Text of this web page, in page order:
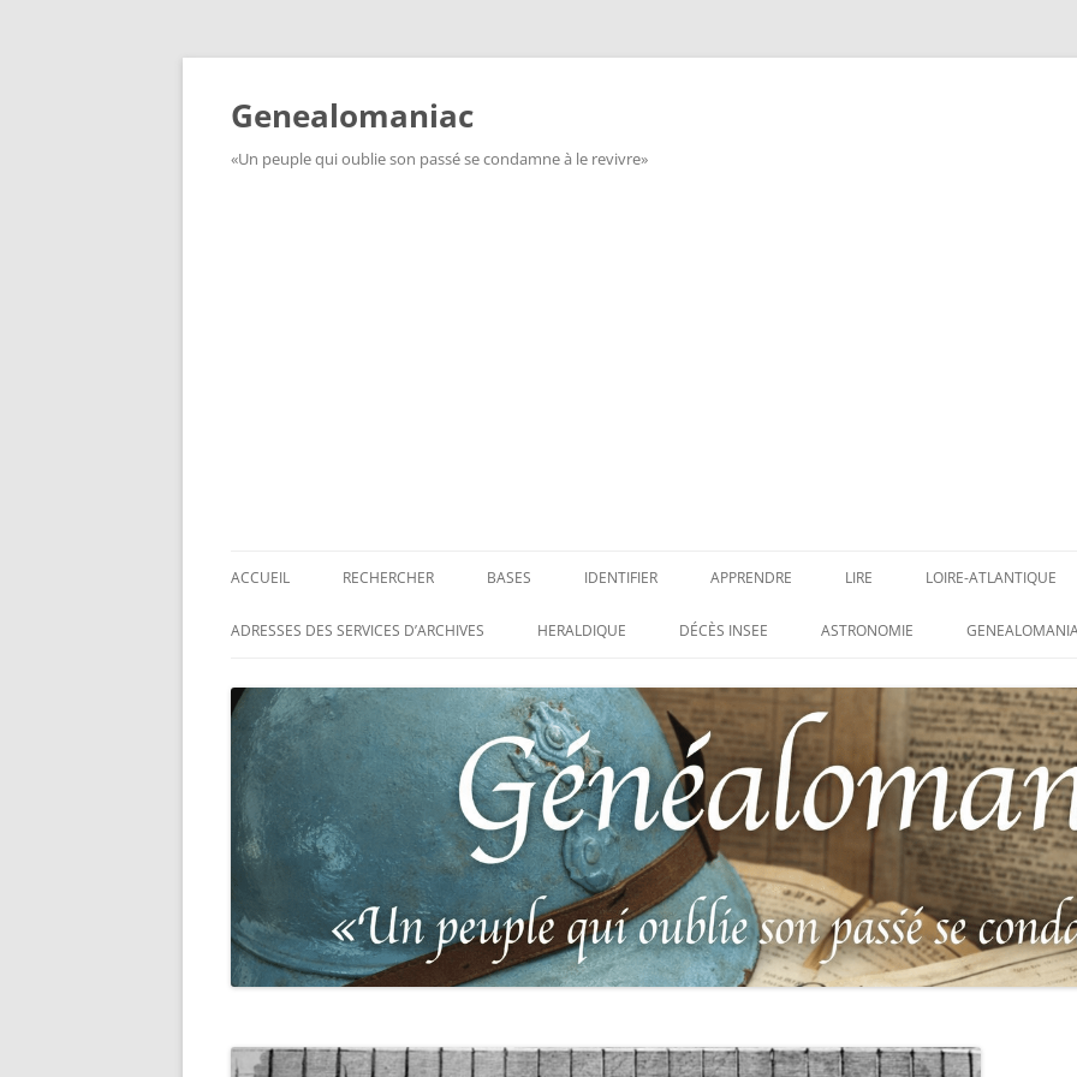
Aller
Genealomaniac
«Un peuple qui oublie son passé se condamne à le revivre»
ACCUEIL RECHERCHER
RECHERCHER UN SOLDAT
RECHERCHER UNE CARTE DE
COMBATTANT
RECHERCHER UN RÉSISTANT
RECHERCHER UN PRISONNIER DE
GUERRE
RECHERCHER UNE VICTIME DES
PERSÉCUTIONS NAZIS
RECHERCHER UN SOLDAT
RECHERCHER UN SOLDAT
BASES
BASE DES CONDAMNATIONS À
BASE DES HISTORIQUES
RÉGIMENTAIRES
BASE DE RECHERCHE DES
TABLEAUX D’HONNEUR DE
L’ILLUSTRATION, VÉRITABLE LIVRE
D’OR, RÉUNISSANT LES PORTRAITS
DES PLUS HÉROÏQUES SOLDATS
DE 1914-1918
BASE DES DISPARUS DU JOURNAL
PHARE DE LA LOIRE – « HOMMAGE
IDENTIFIER
INSIGNES, ATTRIBUTS ET GRADES
IDENTIFIER UNE PATTE DE COLLET
(INSIGNE DE COL)
IDENTIFIER UNE MÉDAILLE OU
DÉCORATION
LEXIQUE DES ABRÉVIATIONS
MILITAIRES
CATALOGUES DES OBLITÉRATIONS
MILITAIRES FRANÇAISES 1914-1918
APPRENDRE
APPRENDRE
LIRE
LIRE
LOIRE-ATLANTIQUE
LES ENFANTS DU
CARRÉ MILITAIRE
CLION-SUR-MER
LES SOLDATS
N°65 – LE CLION-
LE CLION-SUR-MER :
AUX MORTS VIRTUEL
FRANCO-ALLEMANDE
1871
ADRESSES DES SERVICES D’ARCHIVES HERALDIQUE DÉCÈS INSEE ASTRONOMIE